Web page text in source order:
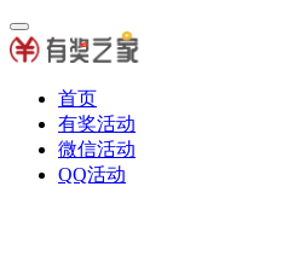
首页
有奖活动
微信活动
QQ活动